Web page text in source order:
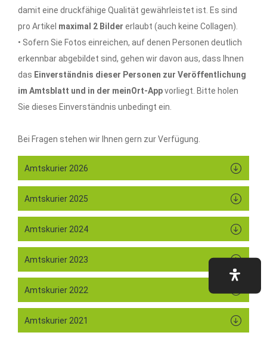
damit eine druckfähige Qualität gewährleistet ist. Es sind
pro Artikel maximal 2 Bilder erlaubt (auch keine Collagen).
• Sofern Sie Fotos einreichen, auf denen Personen deutlich
erkennbar abgebildet sind, gehen wir davon aus, dass Ihnen
das Einverständnis dieser Personen zur Veröffentlichung
im Amtsblatt und in der meinOrt-Appvorliegt. Bitte holen
Sie dieses Einverständnis unbedingt ein.
Bei Fragen stehen wir Ihnen gern zur Verfügung.
Amtskurier 2026
Amtskurier 2025
Amtskurier 2024
Amtskurier 2023
Amtskurier 2022
Amtskurier 2021